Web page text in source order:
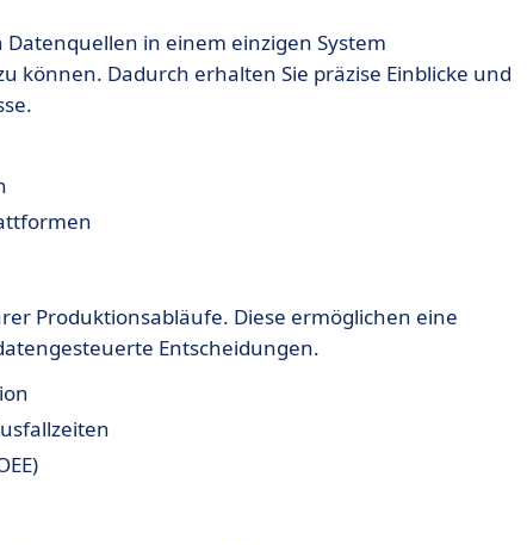
in einem einzigen System
Dadurch erhalten Sie präzise Einblicke und
Produktionsabläufe. Diese ermöglichen eine
Entscheidungen.